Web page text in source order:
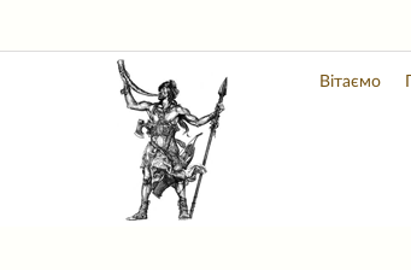
Вітаємо